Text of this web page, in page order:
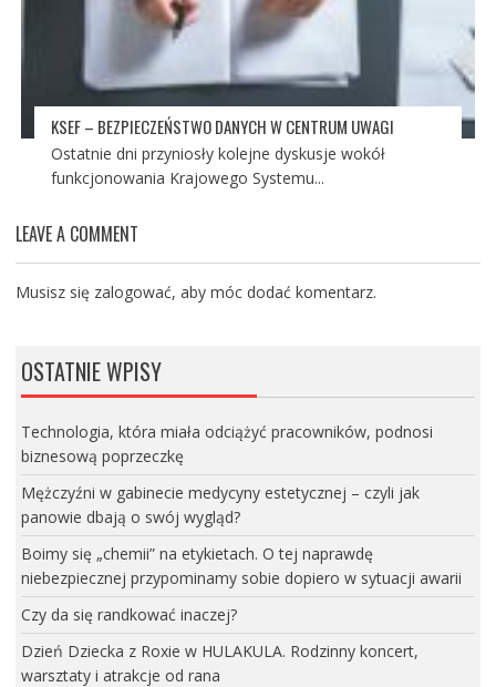
KSEF – BEZPIECZEŃSTWO DANYCH W CENTRUM UWAGI
Ostatnie dni przyniosły kolejne dyskusje wokół
funkcjonowania Krajowego Systemu...
LEAVE A COMMENT
Musisz się zalogować, aby móc dodać komentarz.
OSTATNIE WPISY
Technologia, która miała odciążyć pracowników, podnosi
biznesową poprzeczkę
Mężczyźni w gabinecie medycyny estetycznej – czyli jak
panowie dbają o swój wygląd?
Boimy się „chemii” na etykietach. O tej naprawdę
niebezpiecznej przypominamy sobie dopiero w sytuacji awarii
Czy da się randkować inaczej?
Dzień Dziecka z Roxie w HULAKULA. Rodzinny koncert,
warsztaty i atrakcje od rana